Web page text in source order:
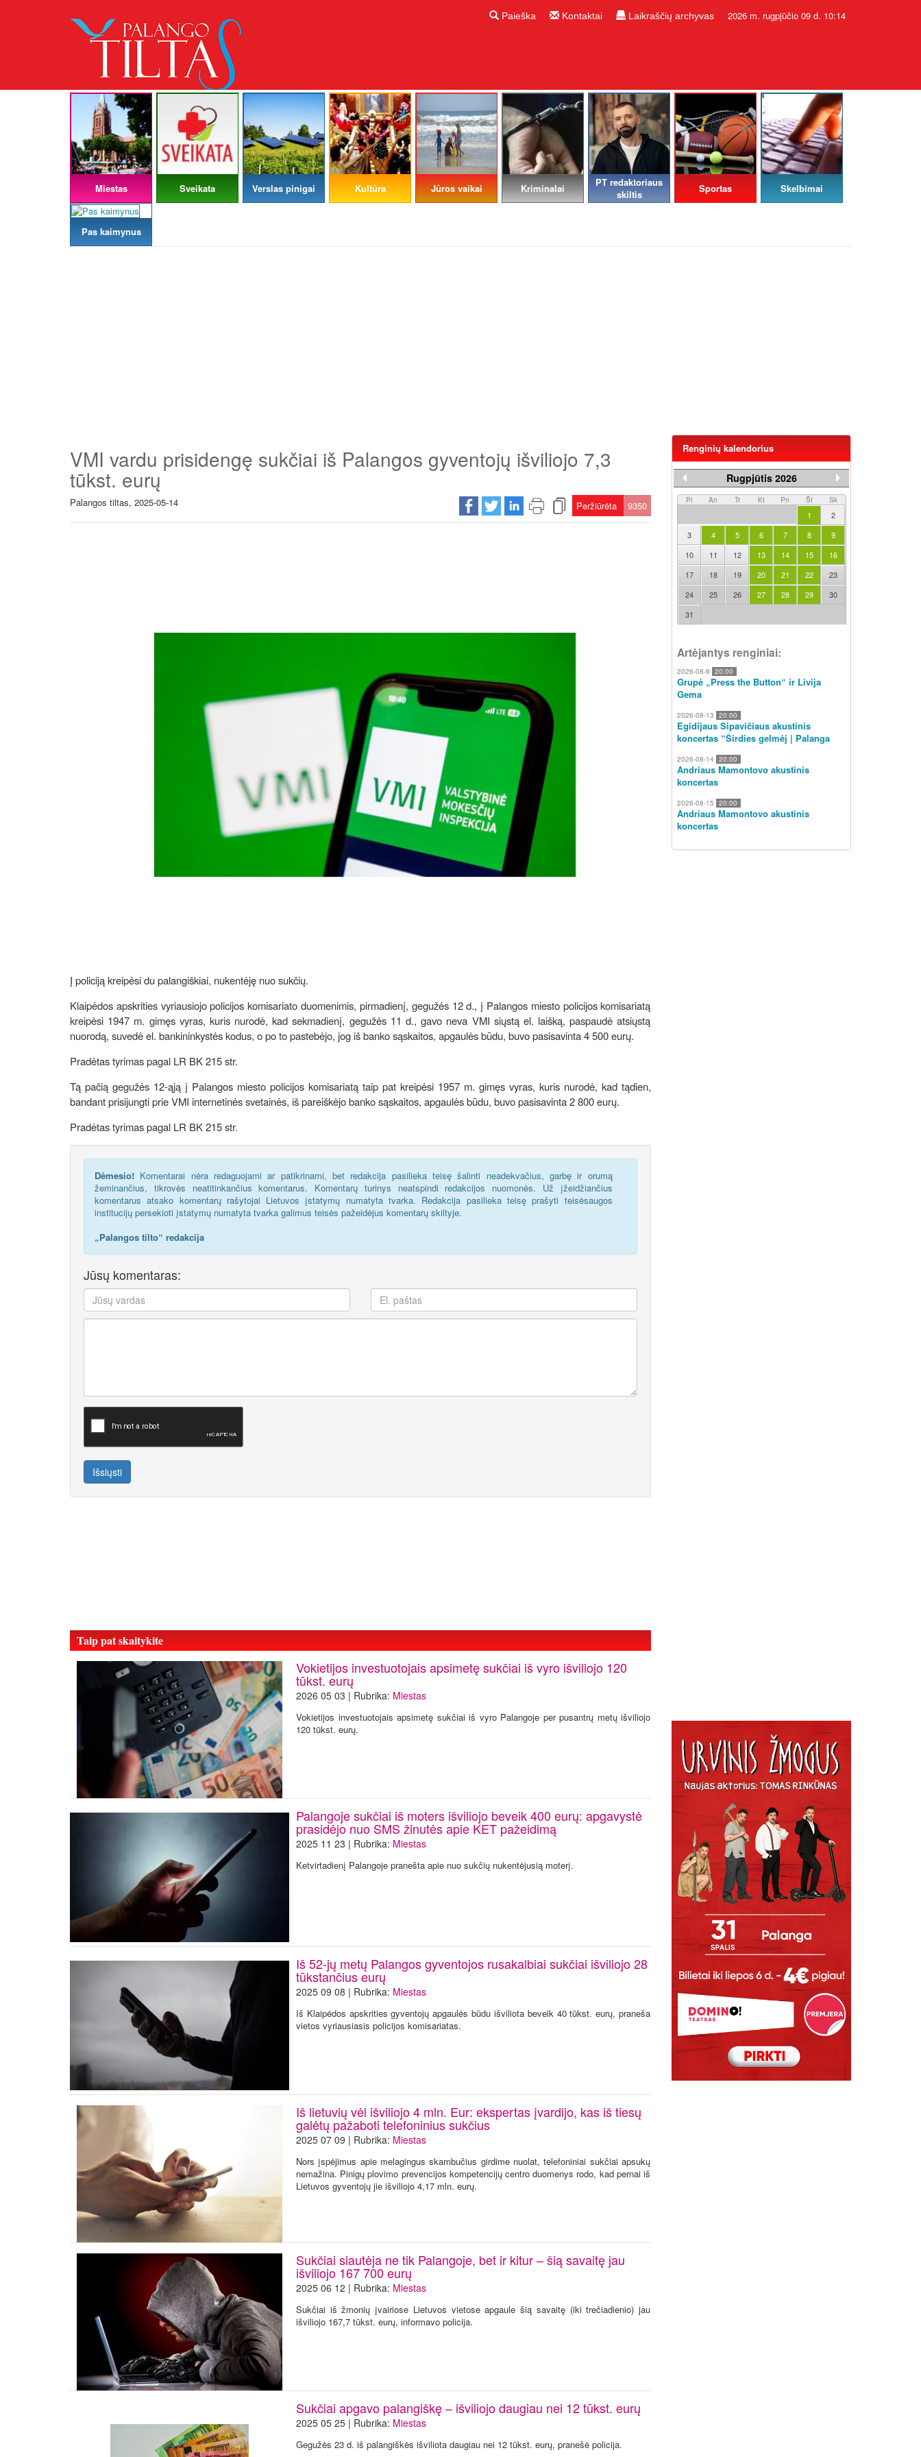
Paieška Kontaktai Laikraščių archyvas 2026 m. rugpjūčio 09 d. 10:14
Miestas Sveikata Verslas pinigai Kultūra Jūros vaikai Kriminalai
PT redaktoriaus
skiltis
Sportas Skelbimai
Pas kaimynus
VMI vardu prisidengę sukčiai iš Palangos gyventojų išviliojo 7,3
tūkst. eurų
Palangos tiltas, 2025-05-14 Peržiūrėta 9350
Į policiją kreipėsi du palangiškiai, nukentėję nuo sukčių.
Klaipėdos apskrities vyriausiojo policijos komisariato duomenimis, pirmadienį, gegužės 12 d., į Palangos miesto policijos komisariatą
kreipėsi 1947 m. gimęs vyras, kuris nurodė, kad sekmadienį, gegužės 11 d., gavo neva VMI siųstą el. laišką, paspaudė atsiųstą
nuorodą, suvedė el. bankininkystės kodus, o po to pastebėjo, jog iš banko sąskaitos, apgaulės būdu, buvo pasisavinta 4 500 eurų.
Pradėtas tyrimas pagal LR BK 215 str.
Tą pačią gegužės 12-ąją į Palangos miesto policijos komisariatą taip pat kreipėsi 1957 m. gimęs vyras, kuris nurodė, kad tądien,
bandant prisijungti prie VMI internetinės svetainės, iš pareiškėjo banko sąskaitos, apgaulės būdu, buvo pasisavinta 2 800 eurų.
Pradėtas tyrimas pagal LR BK 215 str.
Dėmesio! Komentarai nėra redaguojami ar patikrinami, bet redakcija pasilieka teisę šalinti neadekvačius, garbę ir orumą
žeminančius, tikrovės neatitinkančius komentarus. Komentarų turinys neatspindi redakcijos nuomonės. Už įžeidžiančius
komentarus atsako komentarų rašytojai Lietuvos įstatymų numatyta tvarka. Redakcija pasilieka teisę prašyti teisėsaugos
institucijų persekioti įstatymų numatyta tvarka galimus teisės pažeidėjus komentarų skiltyje.
„Palangos tilto“ redakcija
Jūsų komentaras:
Išsiųsti
Taip pat skaitykite
Vokietijos investuotojais apsimetę sukčiai iš vyro išviliojo 120
tūkst. eurų
2026 05 03 | Rubrika: Miestas
Vokietijos investuotojais apsimetę sukčiai iš vyro Palangoje per pusantrų metų išviliojo
120 tūkst. eurų.
Palangoje sukčiai iš moters išviliojo beveik 400 eurų: apgavystė
prasidėjo nuo SMS žinutės apie KET pažeidimą
2025 11 23 | Rubrika: Miestas
Ketvirtadienį Palangoje pranešta apie nuo sukčių nukentėjusią moterį.
Iš 52-jų metų Palangos gyventojos rusakalbiai sukčiai išviliojo 28
tūkstančius eurų
2025 09 08 | Rubrika: Miestas
Iš Klaipėdos apskrities gyventojų apgaulės būdu išviliota beveik 40 tūkst. eurų, praneša
vietos vyriausiasis policijos komisariatas.
Iš lietuvių vėl išviliojo 4 mln. Eur: ekspertas įvardijo, kas iš tiesų
galėtų pažaboti telefoninius sukčius
2025 07 09 | Rubrika: Miestas
Nors įspėjimus apie melagingus skambučius girdime nuolat, telefoniniai sukčiai apsukų
nemažina. Pinigų plovimo prevencijos kompetencijų centro duomenys rodo, kad pernai iš
Lietuvos gyventojų jie išviliojo 4,17 mln. eurų.
Sukčiai siautėja ne tik Palangoje, bet ir kitur – šią savaitę jau
išviliojo 167 700 eurų
2025 06 12 | Rubrika: Miestas
Sukčiai iš žmonių įvairiose Lietuvos vietose apgaule šią savaitę (iki trečiadienio) jau
išviliojo 167,7 tūkst. eurų, informavo policija.
Sukčiai apgavo palangiškę – išviliojo daugiau nei 12 tūkst. eurų
2025 05 25 | Rubrika: Miestas
Gegužės 23 d. iš palangiškės išviliota daugiau nei 12 tūkst. eurų, pranešė policija.
Renginių kalendorius
Rugpjūtis 2026
Pi An Tr Kt Pn Št Sk
1
2
3
4 5 6 7 8
9
10
11 12 13 14 15
16
17
18 19 20 21 22
23
24
25 26 27 28 29
30
31
Artėjantys renginiai:
2026-08-9 20:00
Grupė „Press the Button“ ir Livija
Gema
2026-08-13 20:00
Egidijaus Sipavičiaus akustinis
koncertas “Širdies gelmėj | Palanga
2026-08-14 20:00
Andriaus Mamontovo akustinis
koncertas
2026-08-15 20:00
Andriaus Mamontovo akustinis
koncertas